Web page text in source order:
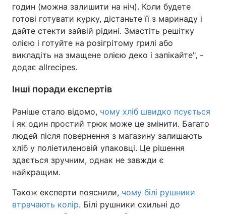
годин (можна залишити на ніч). Коли будете
готові готувати курку, дістаньте її з маринаду і
дайте стекти зайвій рідині. Змастіть решітку
олією і готуйте на розігрітому грилі або
викладіть на змащене олією деко і запікайте", -
додає allrecipes.
Інші поради експертів
Раніше стало відомо, чому хліб швидко псується
і як один простий трюк може це змінити. Багато
людей після повернення з магазину залишають
хліб у поліетиленовій упаковці. Це рішення
здається зручним, однак не завжди є
найкращим.
Також експерти пояснили, чому білі рушники
втрачають колір. Білі рушники схильні до